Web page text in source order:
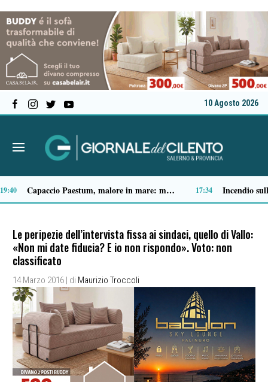
10 Agosto 2026
Spari a Pastena, il ventenne ferito lascia l’ospedale: si indaga sul vero obiettivo 09:04 Tensione al Pronto soccorso del “Ruggi”, volontario aggredito durante una missione
Le peripezie dell’intervista fissa ai sindaci, quello di Vallo:
«Non mi date fiducia? E io non rispondo». Voto: non
classificato
14 Marzo 2016 | di Maurizio Troccoli